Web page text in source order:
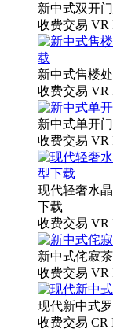
新中式双开
收费交易 VR
新中式售楼
收费交易 VR
新中式单开
收费交易 VR
现代轻奢水
下载
收费交易 VR
新中式侘寂
收费交易 VR
现代新中式
收费交易 CR